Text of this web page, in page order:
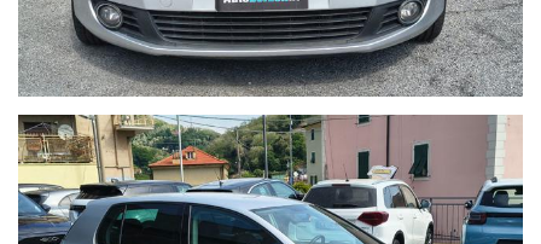
- Documentazione Trasparente:Riceverai un certificato delle
lavorazioni eseguite e lo stato d'uso analitico del veicolo.
Nota di Trasparenza:In Autoborzoli crediamo nell'onestà. I
prezzi esposti possono variare in base alle campagne
promozionali in corso o ai requisiti specifici del cliente.
Nonostante la cura nell'inserimento dei dati, potrebbero
esserci involontarie imprecisioni tecniche; vi invitiamo
pertanto a verificare le caratteristiche dello specifico veicolo
presso la nostra sede.